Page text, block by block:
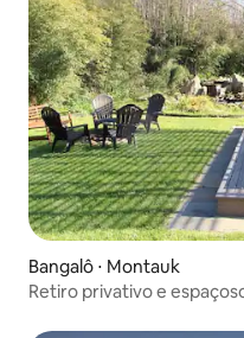
Bangalô ⋅ Montauk
Retiro privativo e